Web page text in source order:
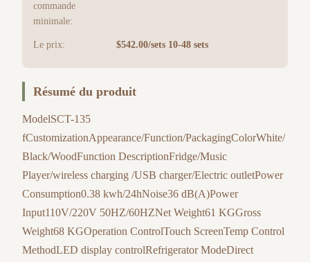
commande
minimale:
Le prix: $542.00/sets 10-48 sets
Résumé du produit
ModelSCT-135
fCustomizationAppearance/Function/PackagingColorWhite/
Black/WoodFunction DescriptionFridge/Music
Player/wireless charging /USB charger/Electric outletPower
Consumption0.38 kwh/24hNoise36 dB(A)Power
Input110V/220V 50HZ/60HZNet Weight61 KGGross
Weight68 KGOperation ControlTouch ScreenTemp Control
MethodLED display controlRefrigerator ModeDirect